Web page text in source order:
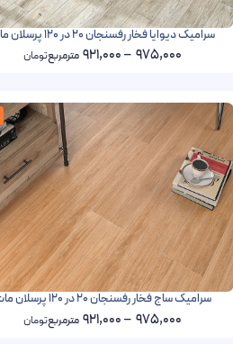
سرامیک دیوایا فخار رفسنجان 20 در 120 پرسلان مات
975,000
–
921,000 مترمربعتومان
سرامیک ساج فخار رفسنجان 20 در 120 پرسلان مات
975,000
–
921,000 مترمربعتومان